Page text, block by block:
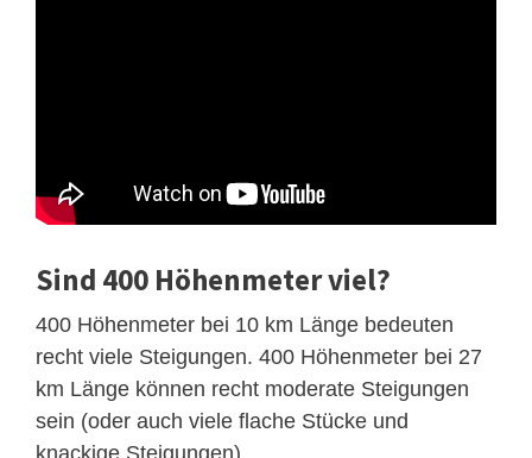
Sind 400 Höhenmeter viel?
400 Höhenmeter bei 10 km Länge bedeuten
recht viele Steigungen. 400 Höhenmeter bei 27
km Länge können recht moderate Steigungen
sein (oder auch viele flache Stücke und
knackige Steigungen).